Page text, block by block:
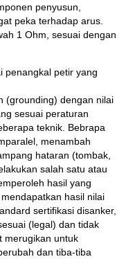
penyusun,
peka terhadap arus.
1 Ohm, sesuai dengan
penangkal petir yang
(grounding) dengan nilai
sesuai peraturan
teknik. Bebrapa
menambah
hataran (tombak,
salah satu atau
hasil yang
hasil nilai
sertifikasi disanker,
(legal) dan tidak
merugikan untuk
dan tiba-tiba